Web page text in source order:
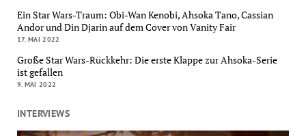
Ein Star Wars-Traum: Obi-Wan Kenobi, Ahsoka Tano, Cassian
Andor und Din Djarin auf dem Cover von Vanity Fair
17. MAI 2022
Große Star Wars-Rückkehr: Die erste Klappe zur Ahsoka-Serie
ist gefallen
9. MAI 2022
INTERVIEWS